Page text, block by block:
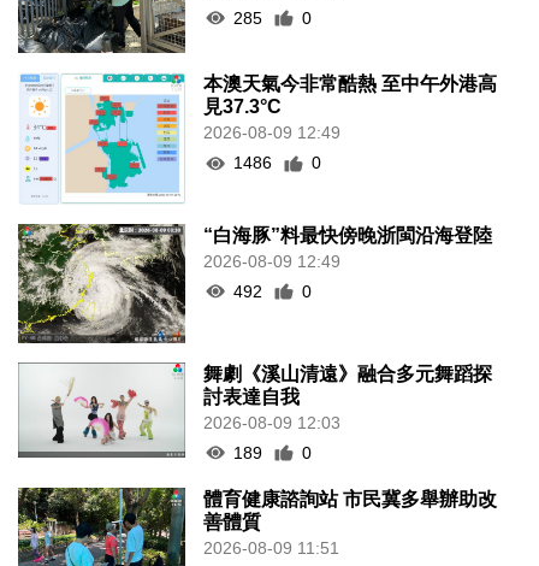
285
0
本澳天氣今非常酷熱 至中午外港高
見37.3°C
2026-08-09 12:49
1486
0
“白海豚”料最快傍晚浙閩沿海登陸
2026-08-09 12:49
492
0
舞劇《溪山清遠》融合多元舞蹈探
討表達自我
2026-08-09 12:03
189
0
體育健康諮詢站 市民冀多舉辦助改
善體質
2026-08-09 11:51